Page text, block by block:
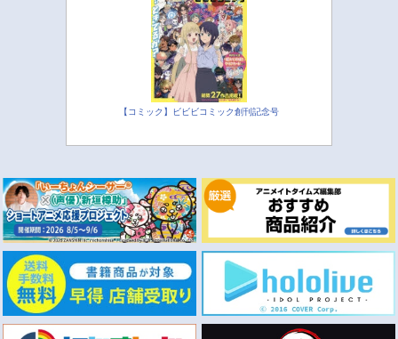
【コミック】ビビビコミック創刊記念号